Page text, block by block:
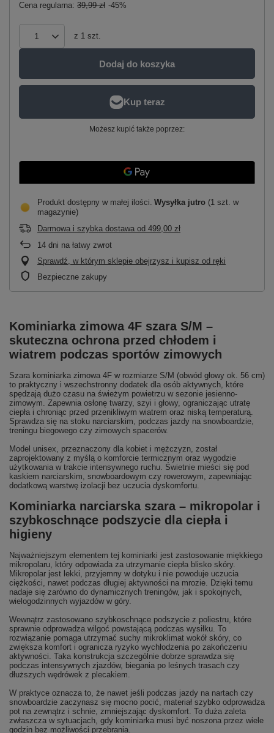
Cena regularna: 39,99 zł -45%
z 1 szt.
Dodaj do koszyka
Możesz kupić także poprzez:
Produkt dostępny w małej ilości Wysyłka jutro (1 szt. w
magazynie)
Darmowa i szybka dostawa od 499,00 zł
14 dni na łatwy zwrot
Sprawdź, w którym sklepie obejrzysz i kupisz od ręki
Bezpieczne zakupy
Kominiarka zimowa 4F szara S/M –
skuteczna ochrona przed chłodem i
wiatrem podczas sportów zimowych
Szara kominiarka zimowa 4F w rozmiarze S/M (obwód głowy ok. 56 cm)
to praktyczny i wszechstronny dodatek dla osób aktywnych, które
spędzają dużo czasu na świeżym powietrzu w sezonie jesienno-
zimowym. Zapewnia osłonę twarzy, szyi i głowy, ograniczając utratę
ciepła i chroniąc przed przenikliwym wiatrem oraz niską temperaturą.
Sprawdza się na stoku narciarskim, podczas jazdy na snowboardzie,
treningu biegowego czy zimowych spacerów.
Model unisex, przeznaczony dla kobiet i mężczyzn, został
zaprojektowany z myślą o komforcie termicznym oraz wygodzie
użytkowania w trakcie intensywnego ruchu. Świetnie mieści się pod
kaskiem narciarskim, snowboardowym czy rowerowym, zapewniając
dodatkową warstwę izolacji bez uczucia dyskomfortu.
Kominiarka narciarska szara – mikropolar i
szybkoschnące podszycie dla ciepła i
higieny
Najważniejszym elementem tej kominiarki jest zastosowanie miękkiego
mikropolaru, który odpowiada za utrzymanie ciepła blisko skóry.
Mikropolar jest lekki, przyjemny w dotyku i nie powoduje uczucia
ciężkości, nawet podczas długiej aktywności na mrozie. Dzięki temu
nadaje się zarówno do dynamicznych treningów, jak i spokojnych,
wielogodzinnych wyjazdów w góry.
Wewnątrz zastosowano szybkoschnące podszycie z poliestru, które
sprawnie odprowadza wilgoć powstającą podczas wysiłku. To
rozwiązanie pomaga utrzymać suchy mikroklimat wokół skóry, co
zwiększa komfort i ogranicza ryzyko wychłodzenia po zakończeniu
aktywności. Taka konstrukcja szczególnie dobrze sprawdza się
podczas intensywnych zjazdów, biegania po leśnych trasach czy
dłuższych wędrówek z plecakiem.
W praktyce oznacza to, że nawet jeśli podczas jazdy na nartach czy
snowboardzie zaczynasz się mocno pocić, materiał szybko odprowadza
pot na zewnątrz i schnie, zmniejszając dyskomfort. To duża zaleta
zwłaszcza w sytuacjach, gdy kominiarka musi być noszona przez wiele
godzin bez możliwości przebrania.